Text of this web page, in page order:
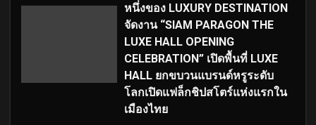
หนึ่งของ LUXURY DESTINATION
จัดงาน “SIAM PARAGON THE
LUXE HALL OPENING
CELEBRATION” เปิดพื้นที่ LUXE
HALL ยกขบวนแบรนด์หรูระดับ
โลกเปิดแฟล็กชิปสโตร์แห่งแรกใน
เมืองไทย